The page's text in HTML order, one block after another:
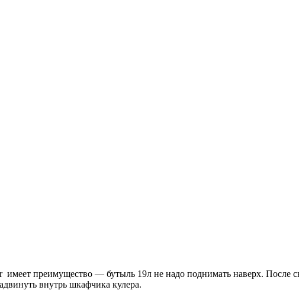
преимущество — бутыль 19л не надо поднимать наверх. После
внутрь шкафчика кулера.